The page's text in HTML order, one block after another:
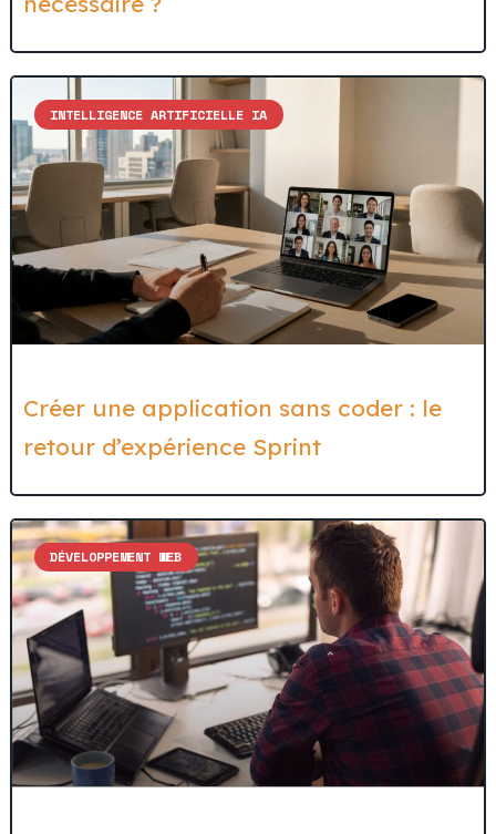
INTELLIGENCE ARTIFICIELLE IA
Créer une application sans coder : le
retour d’expérience Sprint
DÉVELOPPEMENT WEB